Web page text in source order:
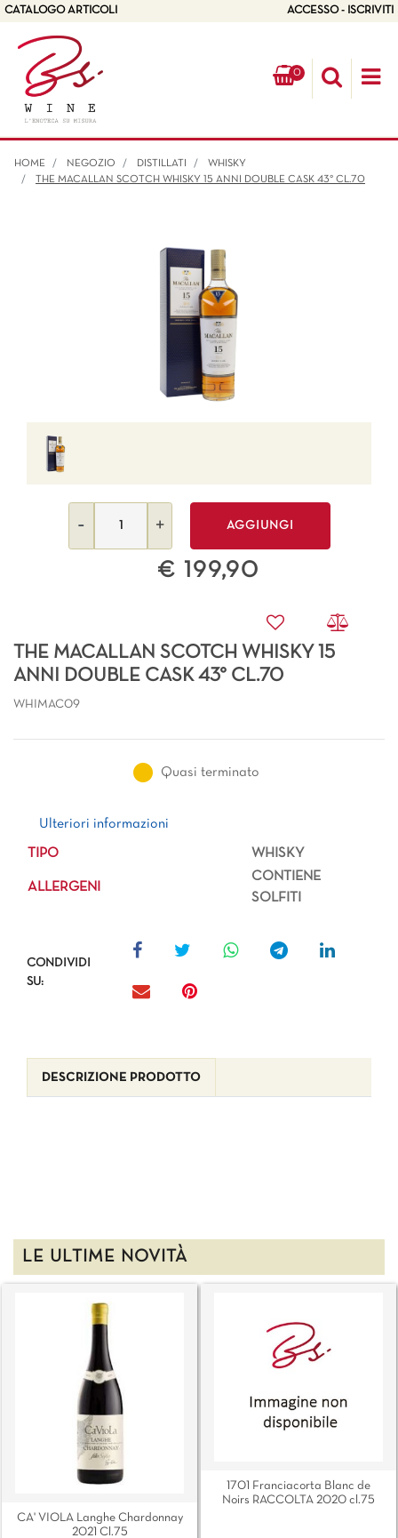
CATALOGO ARTICOLI ACCESSO - ISCRIVITI
0
HOME NEGOZIO DISTILLATI
WHISKY
THE MACALLAN SCOTCH WHISKY 15 ANNI DOUBLE CASK 43° CL.70
AGGIUNGI
€ 199,90
THE MACALLAN SCOTCH WHISKY 15
ANNI DOUBLE CASK 43° CL.70
WHIMAC09
Quasi terminato
Ulteriori informazioni
Ulteriori informazioni
TIPO WHISKY
ALLERGENI
CONTIENE
SOLFITI
CONDIVIDI
SU:
DESCRIZIONE PRODOTTO
LE ULTIME NOVITÀ
CA' VIOLA Langhe Chardonnay
2021 Cl.75
1701 Franciacorta Blanc de
Noirs RACCOLTA 2020 cl.75